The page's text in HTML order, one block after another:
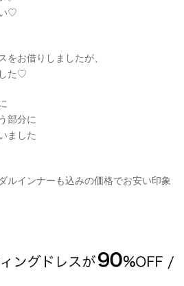
♡
お借りしましたが、
た♡
部分に
ました
ルインナーも込みの価格でお安い印象